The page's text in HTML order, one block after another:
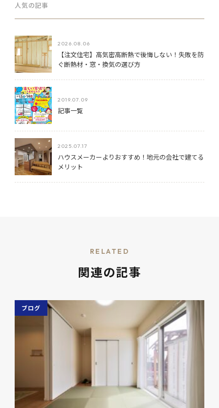
人気の記事
2026.08.06
【注文住宅】高気密高断熱で後悔しない！失敗を防
ぐ断熱材・窓・換気の選び方
2019.07.09
記事一覧
2025.07.17
ハウスメーカーよりおすすめ！地元の会社で建てる
メリット
RELATED
関連の記事
ブログ